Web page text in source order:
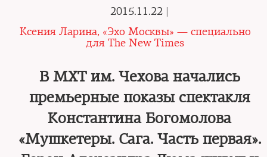
2015.11.22 |
Ксения Ларина, «Эхо Москвы» — специально
для The New Times
В МХТ им. Чехова начались
премьерные показы спектакля
Константина Богомолова
«Мушкетеры. Сага. Часть первая».